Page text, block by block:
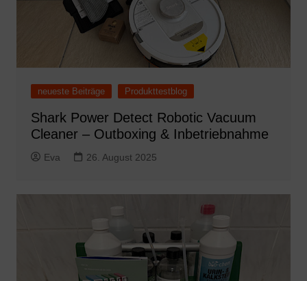
neueste Beiträge Produkttestblog
Shark Power Detect Robotic Vacuum
Cleaner – Outboxing & Inbetriebnahme
Eva 26. August 2025